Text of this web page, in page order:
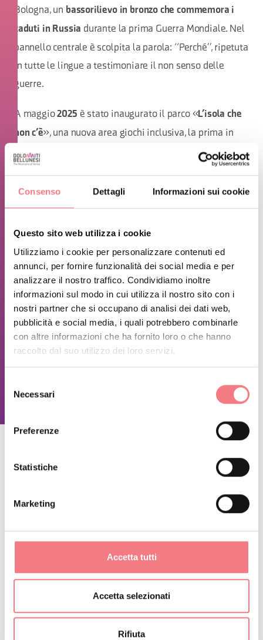
Consenso Dettagli Informazioni sui cookie
Questo sito web utilizza i cookie
Utilizziamo i cookie per personalizzare contenuti ed
annunci, per fornire funzionalità dei social media e per
analizzare il nostro traffico. Condividiamo inoltre
informazioni sul modo in cui utilizza il nostro sito con i
nostri partner che si occupano di analisi dei dati web,
pubblicità e social media, i quali potrebbero combinarle
con altre informazioni che ha fornito loro o che hanno
raccolto dal suo utilizzo dei loro servizi.
delNecessari
Preferenze
Statistiche
Marketing
Accetta tutti
Accetta selezionati
Rifiuta
Bologna, un bassorilievo in bronzo che commemora i
caduti in Russia durante la prima Guerra Mondiale. Nel
pannello centrale è scolpita la parola: “Perché”, ripetuta
in tutte le lingue a testimoniare il non senso delle
guerre.
A maggio2025 è stato inaugurato il parco «L’isola che
non c’è», una nuova area giochi inclusiva, la prima in
provincia e, con una superficie di 660 metri quadri e 130
A comporla sono undici giochi suddivisi in cinque aree
della fiaba di Peter Pan: la Jolly Roger, una fedele
ricostruzione del celebre galeone dei pirati, la Laguna
delle Sirene, la Roccia del Teschio, il Campo indiano, e
l’Albero, un rifugio magico dove i bambini potranno
lasciar correre la fantasia e stimolare la creatività.
INFORMAZIONI SUGLI ORARI
Aperto 24 ore su 24
RESTA IN CONTATTO
Iscriviti alla newsletter delle Dolomiti Bellunesi!
consigli per la tua vacanza in ogni stagione.